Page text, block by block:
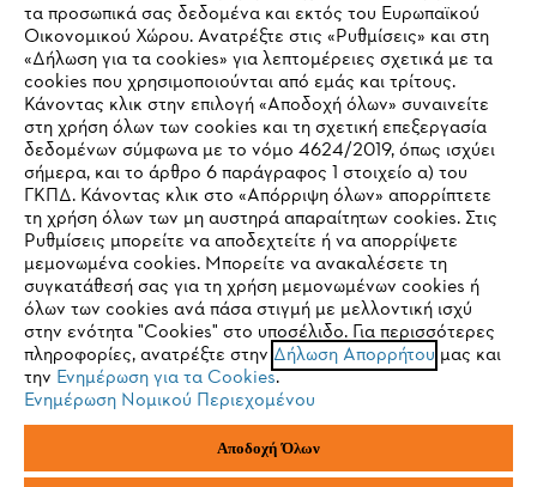
STIHL Συχνές ερωτήσεις
Service
Πολιτική απορρήτου Νομικό κείμενο Cookies
Νομικές πληροφορίες
145 64 Κηφισιά, Αθήνα
IHR BROWSER WIRD NICHT
UNTERSTÜTZT
Sie nutzen einen Browser, den wir noch nicht unterstützen. Für
eine optimale Nutzung unserer Seite empfehlen wir Ihnen, zu
einem der folgenden Browser zu wechseln:
Firefox Chrome
τα προσωπικά σας δεδομένα και εκτός του Ευρωπαϊκού
Οικονομικού Χώρου. Ανατρέξτε στις «Ρυθμίσεις» και στη
«Δήλωση για τα cookies» για λεπτομέρειες σχετικά με τα
cookies που χρησιμοποιούνται από εμάς και τρίτους.
Κάνοντας κλικ στην επιλογή «Αποδοχή όλων» συναινείτε
στη χρήση όλων των cookies και τη σχετική επεξεργασία
δεδομένων σύμφωνα με το νόμο 4624/2019, όπως ισχύει
σήμερα, και το άρθρο 6 παράγραφος 1 στοιχείο α) του
ΓΚΠΔ. Κάνοντας κλικ στο «Απόρριψη όλων» απορρίπτετε
τη χρήση όλων των μη αυστηρά απαραίτητων cookies. Στις
Ρυθμίσεις μπορείτε να αποδεχτείτε ή να απορρίψετε
μεμονωμένα cookies. Μπορείτε να ανακαλέσετε τη
συγκατάθεσή σας για τη χρήση μεμονωμένων cookies ή
όλων των cookies ανά πάσα στιγμή με μελλοντική ισχύ
στην ενότητα "Cookies" στο υποσέλιδο. Για περισσότερες
πληροφορίες, ανατρέξτε στην Δήλωση Απορρήτου μας και
την Ενημέρωση για τα Cookies.
Ενημέρωση Νομικού Περιεχομένου
Αποδοχή Όλων